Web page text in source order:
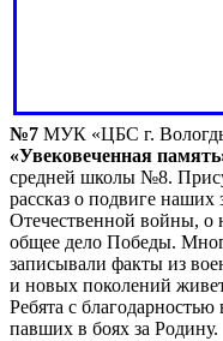
№7 МУК «ЦБС г.
«Увековеченная
средней школы №8.
рассказ о подвиге
Отечественной войны, о
общее дело Победы.
записывали факты из
и новых поколений
Ребята с
павших в боях за Родину.